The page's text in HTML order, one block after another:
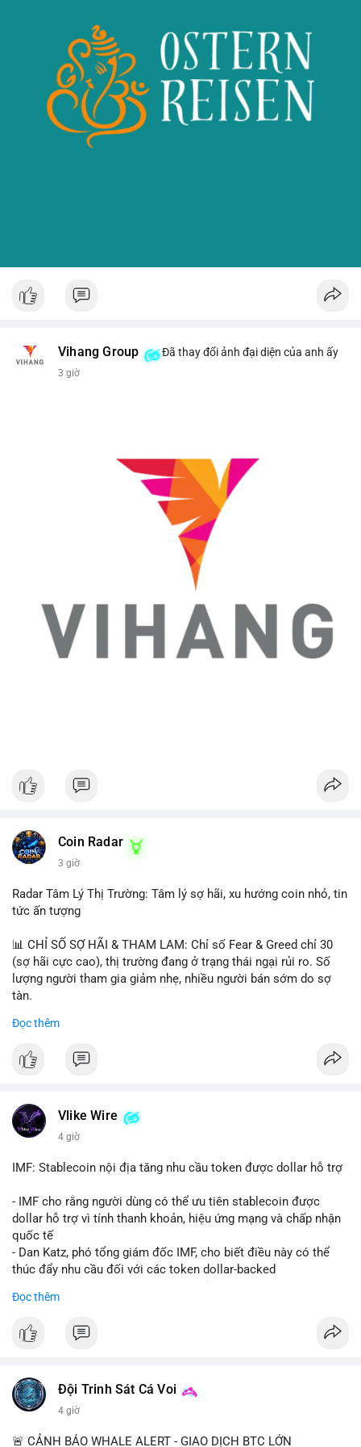
Vihang Group Đã thay đổi ảnh đại diện của anh ấy
3 giờ
Coin Radar
3 giờ
Radar Tâm Lý Thị Trường: Tâm lý sợ hãi, xu hướng coin nhỏ, tin
tức ấn tượng
📊 CHỈ SỐ SỢ HÃI & THAM LAM: Chỉ số Fear & Greed chỉ 30
(sợ hãi cực cao), thị trường đang ở trạng thái ngại rủi ro. Số
lượng người tham gia giảm nhẹ, nhiều người bán sớm do sợ
tàn.
📈 XU HƯỚNG TÌM KIẾM & THẢO LUẬN: Biconomy (BICO),
coin được tìm kiếm nhiều nhất. Chủ đề NFT (Pudgy Penguins),
💬 DÒNG CHẢY TIN TỨC & TRUYỀN THÔNG: Bàn tán trên
Binance Square tập trung vào lệnh kẹp, dự báo NVDA và Musk
luận về Clearity Act.
💡 NHẬN ĐỊNH & KHUYẾN NGHỊ: Tâm lý ngắn hạn vẫn tiêu
cực do sợ hãi, nhưng xu hướng coin nhỏ và tin tức AI/NVIDA
có thể tạo cơ hội mua sớm. Cần theo dõi sự thay đổi trong
chính sách crypto Mỹ.
Đọc thêm
Vlike Wire
4 giờ
IMF: Stablecoin nội địa tăng nhu cầu token được dollar hỗ trợ
- IMF cho rằng người dùng có thể ưu tiên stablecoin được
dollar hỗ trợ vì tính thanh khoản, hiệu ứng mạng và chấp nhận
quốc tế
- Dan Katz, phó tổng giám đốc IMF, cho biết điều này có thể
thúc đẩy nhu cầu đối với các token dollar-backed
triển stablecoin nội địa
$btc $eth
📰 Nguồn: Cointelegraph
Đọc thêm
Đội Trinh Sát Cá Voi
4 giờ
🚨 CẢNH BÁO WHALE ALERT - GIAO DỊCH BTC LỚN